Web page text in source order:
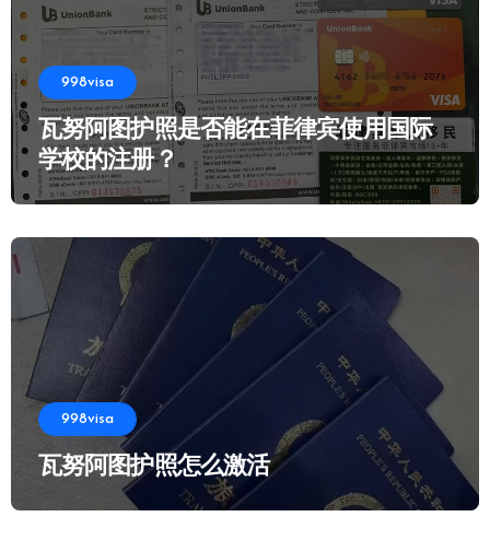
998visa
瓦努阿图护照是否能在菲律宾使用国际
学校的注册？
998visa
瓦努阿图护照怎么激活